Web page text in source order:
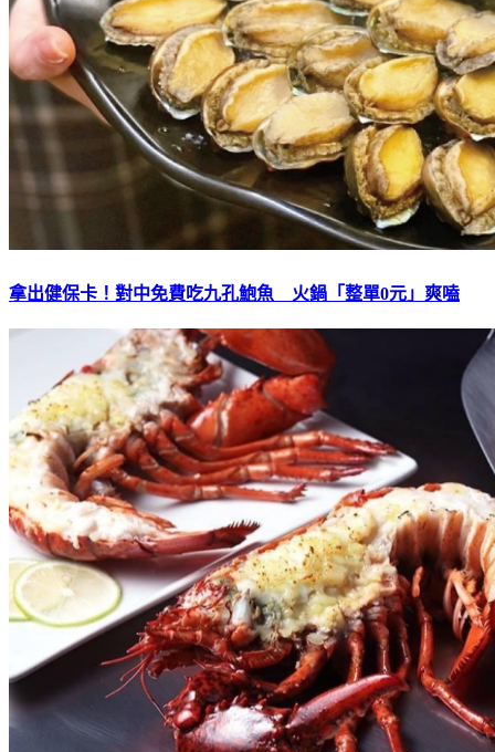
拿出健保卡！對中免費吃九孔鮑魚 火鍋「整單0元」爽嗑